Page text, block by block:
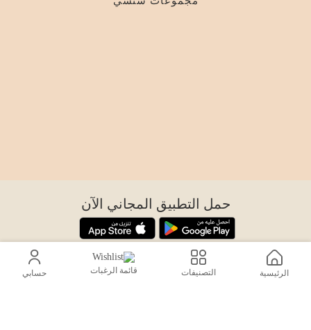
الرئيسية التصنيفات قائمة الرغبات حسابي
حمل التطبيق المجاني الآن
اتصل بنا